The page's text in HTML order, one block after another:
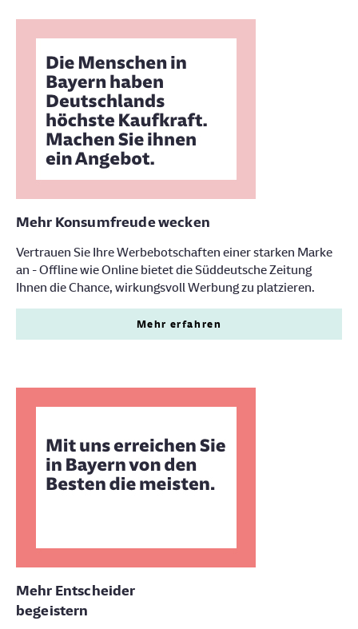
Mehr Konsumfreude wecken
Vertrauen Sie Ihre Werbebotschaften einer starken Marke
an - Offline wie Online bietet die Süddeutsche Zeitung
Ihnen die Chance, wirkungsvoll Werbung zu platzieren.
Mehr erfahren
Mehr Entscheider
begeistern